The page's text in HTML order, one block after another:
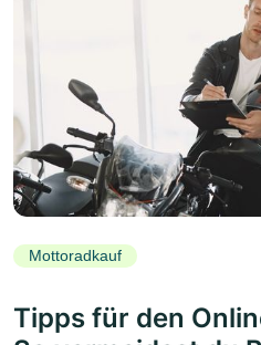
Mottoradkauf
Tipps für den